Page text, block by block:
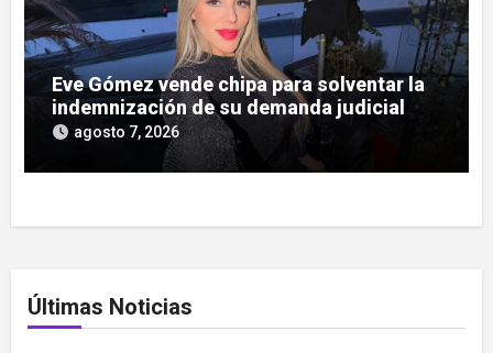
Eve Gómez vende chipa para solventar la
indemnización de su demanda judicial
agosto 7, 2026
Últimas Noticias